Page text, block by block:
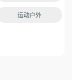
运动户外